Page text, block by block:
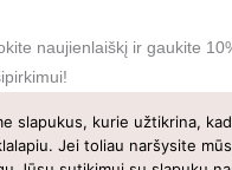
naujienlaiškį ir gaukite
slapukus, kurie užtikrina,
Jei toliau naršysite